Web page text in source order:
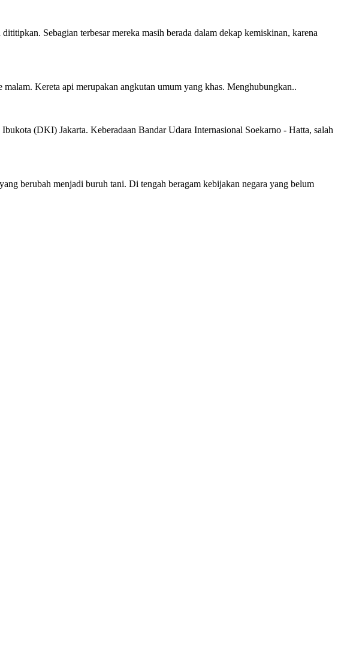
Sebagian terbesar mereka masih berada dalam dekap kemiskinan, karena
Kereta api merupakan angkutan umum yang khas. Menghubungkan..
(DKI) Jakarta. Keberadaan Bandar Udara Internasional Soekarno - Hatta, salah
berubah menjadi buruh tani. Di tengah beragam kebijakan negara yang belum